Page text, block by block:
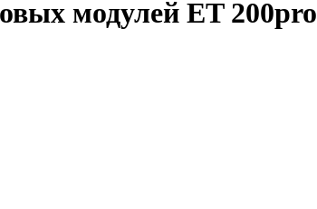
модулей ET 200pro